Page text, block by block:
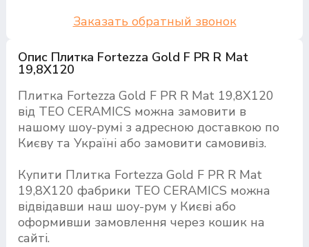
Опис Плитка Fortezza Gold F PR R Mat
19,8Х120
Плитка Fortezza Gold F PR R Mat 19,8Х120
від TEO CERAMICS можна замовити в
нашому шоу-румі з адресною доставкою по
Києву та Україні або замовити самовивіз.
Купити Плитка Fortezza Gold F PR R Mat
19,8Х120 фабрики TEO CERAMICS можна
відвідавши наш шоу-рум у Києві або
оформивши замовлення через кошик на
сайті.
Заказать обратный звонок